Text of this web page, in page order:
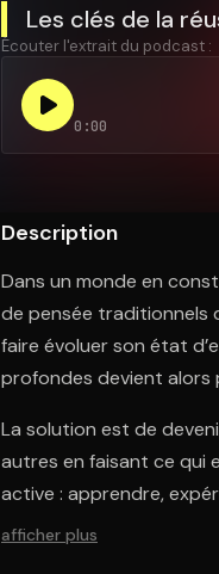
Les clés de la
Écouter l'extrait du podcast :
0:00
Description
Dans un monde en
de pensée traditionnels
faire évoluer son état
profondes devient alors
La solution est de
autres en faisant ce qui
active : apprendre,
afficher plus